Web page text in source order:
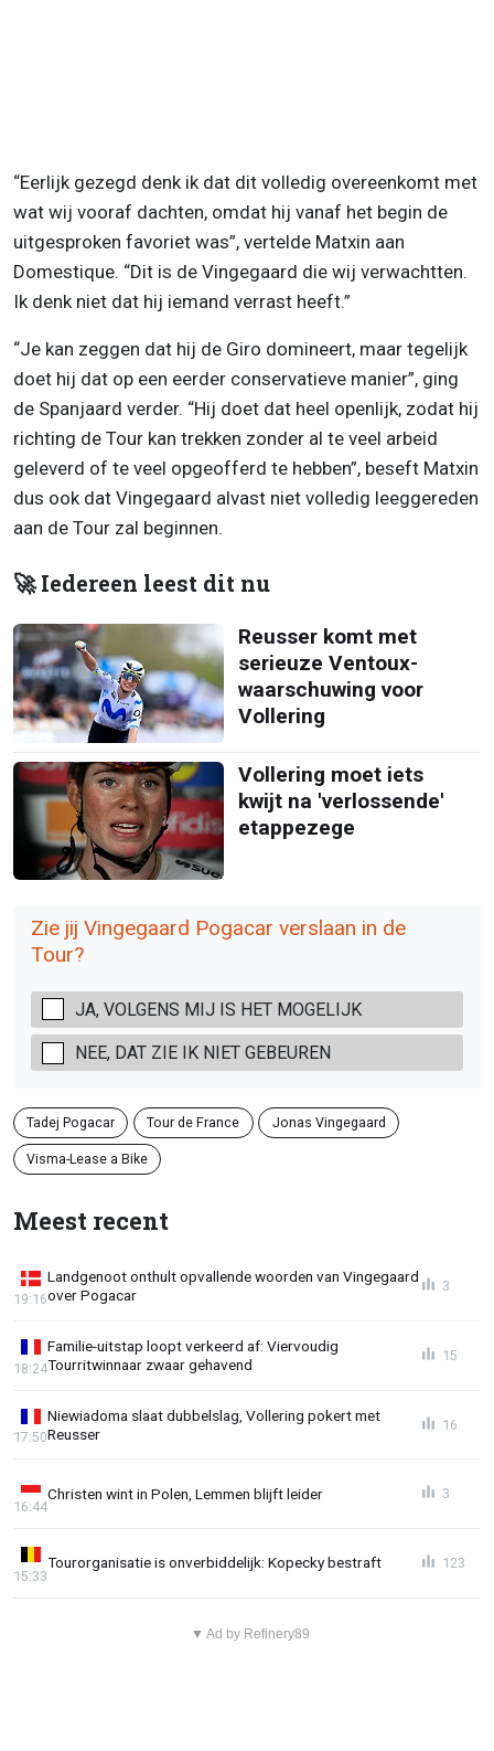
“Eerlijk gezegd denk ik dat dit volledig overeenkomt met
wat wij vooraf dachten, omdat hij vanaf het begin de
uitgesproken favoriet was”, vertelde Matxin aan
Domestique. “Dit is de Vingegaard die wij verwachtten.
Ik denk niet dat hij iemand verrast heeft.”
“Je kan zeggen dat hij de Giro domineert, maar tegelijk
doet hij dat op een eerder conservatieve manier”, ging
de Spanjaard verder. “Hij doet dat heel openlijk, zodat hij
richting de Tour kan trekken zonder al te veel arbeid
geleverd of te veel opgeofferd te hebben”, beseft Matxin
dus ook dat Vingegaard alvast niet volledig leeggereden
aan de Tour zal beginnen.
🚀 Iedereen leest dit nu
Reusser komt met
serieuze Ventoux-
waarschuwing voor
Vollering
Vollering moet iets
kwijt na 'verlossende'
etappezege
Zie jij Vingegaard Pogacar verslaan in de
Tour?
JA, VOLGENS MIJ IS HET MOGELIJK
NEE, DAT ZIE IK NIET GEBEUREN
Tadej Pogacar Tour de France Jonas Vingegaard
Visma-Lease a Bike
Meest recent
Landgenoot onthult opvallende woorden van Vingegaard
over Pogacar
19:16
3
Familie-uitstap loopt verkeerd af: Viervoudig
Tourritwinnaar zwaar gehavend
18:24
15
Niewiadoma slaat dubbelslag, Vollering pokert met
Reusser
17:50
16
Christen wint in Polen, Lemmen blijft leider
16:44
3
Tourorganisatie is onverbiddelijk: Kopecky bestraft
15:33
123
▼ Ad by Refinery89